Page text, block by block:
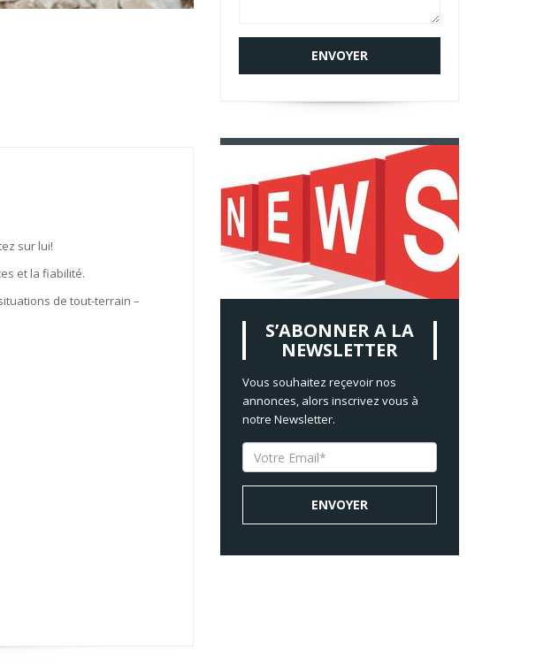
sur lui!
et la fiabilité.
de tout-terrain –
S’ABONNER A LA
NEWSLETTER
Vous souhaitez reçevoir nos
annonces, alors inscrivez vous à
notre Newsletter.